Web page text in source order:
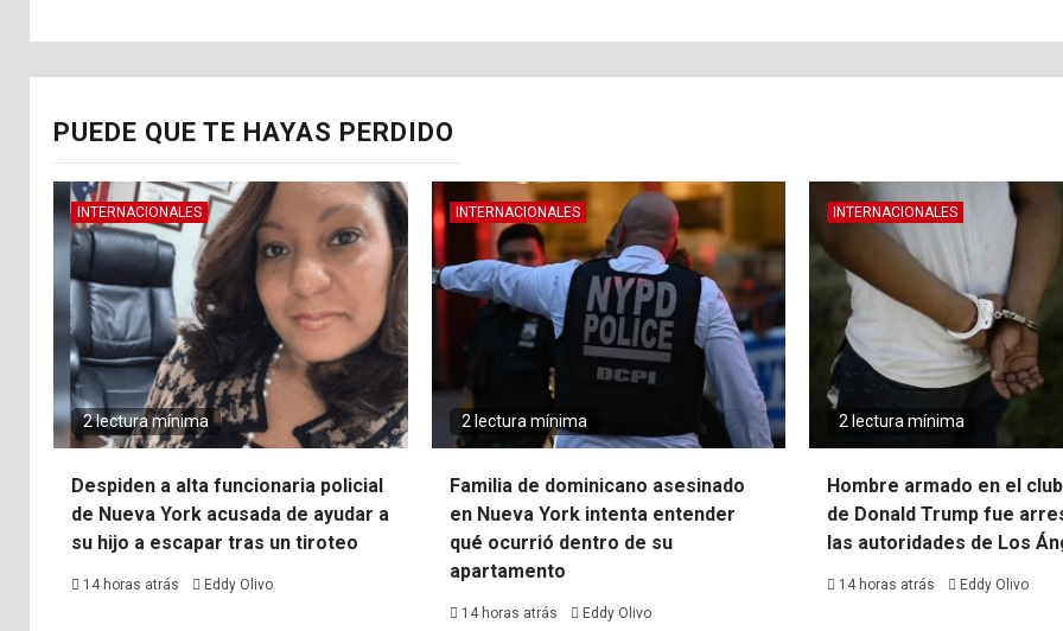
PUEDE QUE TE HAYAS PERDIDO
INTERNACIONALES
2 lectura mínima
Despiden a alta funcionaria policial
de Nueva York acusada de ayudar a
su hijo a escapar tras un tiroteo
14 horas atrás Eddy Olivo
INTERNACIONALES
2 lectura mínima
Familia de dominicano asesinado
en Nueva York intenta entender
qué ocurrió dentro de su
apartamento
14 horas atrás Eddy Olivo
INTERNACIONALES
2 lectura mínima
Hombre armado en el
de Donald Trump fue
las autoridades de Los
14 horas atrás Eddy Olivo